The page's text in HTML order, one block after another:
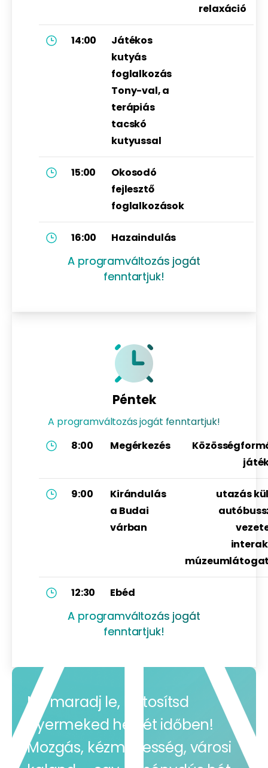
relaxáció
14:00
Játékos
kutyás
foglalkozás
Tony-val, a
terápiás
tacskó
kutyussal
15:00
Okosodó
fejlesztő
foglalkozások
16:00 Hazaindulás
A programváltozás jogát
fenntartjuk!
Péntek
A programváltozás jogát fenntartjuk!
8:00
Megérkezés
9:00
Kirándulás
a Budai
várban
utazás
12:30 Ebéd
A programváltozás jogát
fenntartjuk!
Ne maradj le, biztosítsd
gyermeked helyét időben!
Mozgás, kézművesség, városi